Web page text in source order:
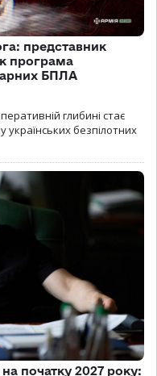
представник
програма
БПЛА
глибині стає
безпілотних
початку 2027 року: